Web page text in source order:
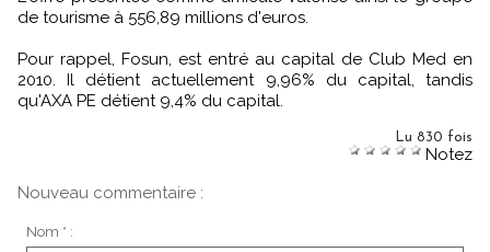
de tourisme à 556,89 millions d'euros.
Pour rappel, Fosun, est entré au capital de Club Med en
2010. Il détient actuellement 9,96% du capital, tandis
qu'AXA PE détient 9,4% du capital.
Lu 830 fois
Notez
Nouveau commentaire :
Nom * :